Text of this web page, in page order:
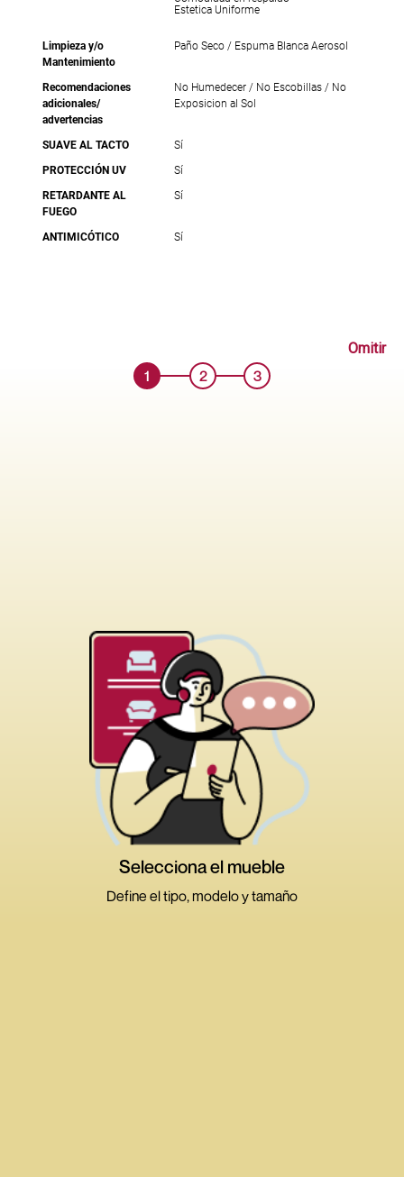
Estetica Uniforme
Limpieza y/o
Mantenimiento
Paño Seco / Espuma Blanca Aerosol
Recomendaciones
adicionales/
advertencias
No Humedecer / No Escobillas / No
Exposicion al Sol
SUAVE AL TACTO
Sí
PROTECCIÓN UV
Sí
RETARDANTE AL
FUEGO
Sí
ANTIMICÓTICO Sí